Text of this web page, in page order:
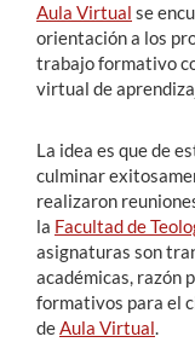
Aula Virtual se
orientación a los
trabajo formativo
virtual de
La idea es que de
culminar
realizaron
la Facultad de
asignaturas son
académicas, razón
formativos para el
deAula Virtual.